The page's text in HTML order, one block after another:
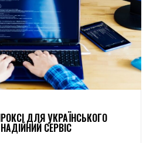
ДЛЯ УКРАЇНСЬКОГО
СЕРВІС